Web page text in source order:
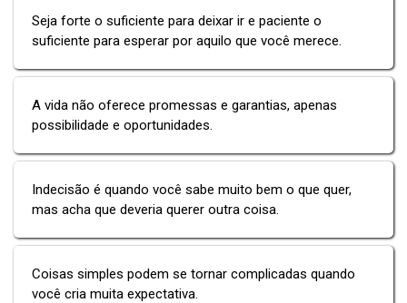
Seja forte o suficiente para deixar ir e paciente o
suficiente para esperar por aquilo que você merece.
A vida não oferece promessas e garantias, apenas
possibilidade e oportunidades.
Indecisão é quando você sabe muito bem o que quer,
mas acha que deveria querer outra coisa.
Coisas simples podem se tornar complicadas quando
você cria muita expectativa.